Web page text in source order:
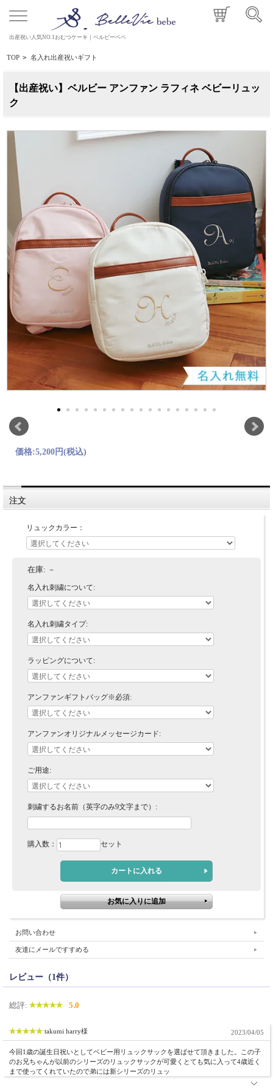
出産祝い人気NO.1おむつケーキ｜ベルビーベベ
TOP > 名入れ出産祝いギフト
【出産祝い】ベルビー アンファン ラフィネ ベビーリュッ
ク
価格:5,200円(税込)
注文
リュックカラー：
在庫: －
名入れ刺繍について:
名入れ刺繍タイプ:
ラッピングについて:
アンファンギフトバッグ※必須:
アンファンオリジナルメッセージカード:
ご用途:
刺繍するお名前（英字のみ9文字まで）:
購入数： セット
お問い合わせ
友達にメールですすめる
レビュー（1件）
総評: 5.0
takumi harry様 2023/04/05
今回1歳の誕生日祝いとしてベビー用リュックサックを選ばせて頂きました。この子
のお兄ちゃんが以前のシリーズのリュックサックが可愛くとても気に入って4歳近く
まで使ってくれていたので弟には新シリーズのリュッ